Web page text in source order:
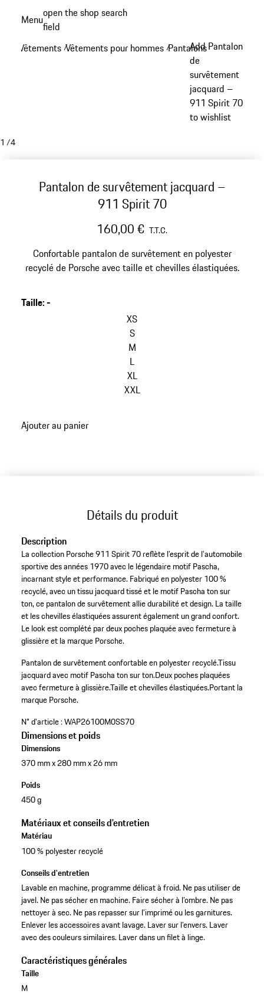
principal
Menuopen the shop search
field
Vêtements /Vêtements pour hommes /Pantalons/
Add Pantalon
de
survêtement
jacquard –
911 Spirit 70
to wishlist
1 /4
Pantalon de survêtement jacquard –
911 Spirit 70
160,00 € T.T.C.
Confortable pantalon de survêtement en polyester
recyclé de Porsche avec taille et chevilles élastiquées.
Taille:-
XS
S
M
L
XL
XXL
Ajouter au panier
Détails du produit
Description
La collection Porsche 911 Spirit 70 reflète l’esprit de l’automobile
sportive des années 1970 avec le légendaire motif Pascha,
incarnant style et performance. Fabriqué en polyester 100 %
recyclé, avec un tissu jacquard tissé et le motif Pascha ton sur
ton, ce pantalon de survêtement allie durabilité et design. La taille
et les chevilles élastiquées assurent également un grand confort.
Le look est complété par deux poches plaquée avec fermeture à
glissière et la marque Porsche.
Pantalon de survêtement confortable en polyester recyclé.Tissu
jacquard avec motif Pascha ton sur ton.Deux poches plaquées
avec fermeture à glissière.Taille et chevilles élastiquées.Portant la
marque Porsche.
N° d'article :WAP26100M0SS70
Dimensions et poids
Dimensions
370 mm x 280 mm x 26 mm
Poids
450 g
Matériaux et conseils d'entretien
Matériau
100 % polyester recyclé
Conseils d'entretien
Lavable en machine, programme délicat à froid. Ne pas utiliser de
javel. Ne pas sécher en machine. Faire sécher à l’ombre. Ne pas
nettoyer à sec. Ne pas repasser sur l’imprimé ou les garnitures.
Enlever les accessoires avant lavage. Laver sur l’envers. Laver
avec des couleurs similaires. Laver dans un filet à linge.
Caractéristiques générales
Taille
M